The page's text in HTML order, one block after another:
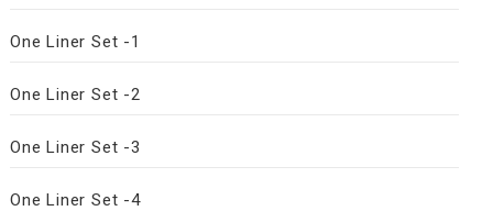
One Liner Set -1
One Liner Set -2
One Liner Set -3
One Liner Set -4